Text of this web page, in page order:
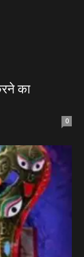
का
0